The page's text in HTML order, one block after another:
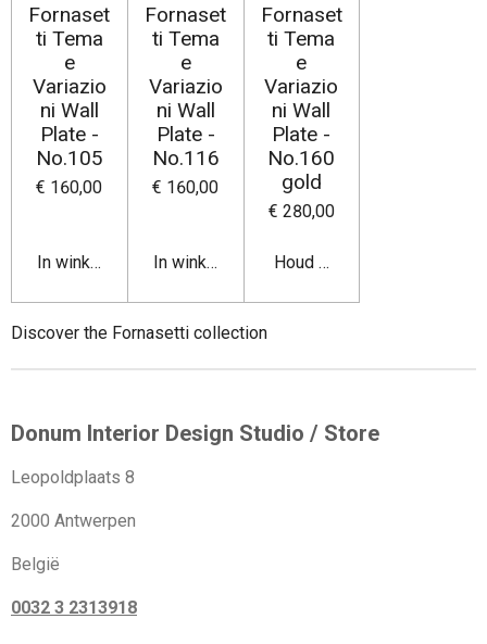
Fornaset
ti Tema
e
Variazio
ni Wall
Plate -
No.105
€ 160,00
In winkelwagen
Fornaset
ti Tema
e
Variazio
ni Wall
Plate -
No.116
€ 160,00
In winkelwagen
Fornaset
ti Tema
e
Variazio
ni Wall
Plate -
No.160
gold
€ 280,00
Houd mij op de hoogte
Discover the Fornasetti collection
Donum Interior Design Studio / Store
Leopoldplaats 8
2000 Antwerpen
België
0032 3 2313918